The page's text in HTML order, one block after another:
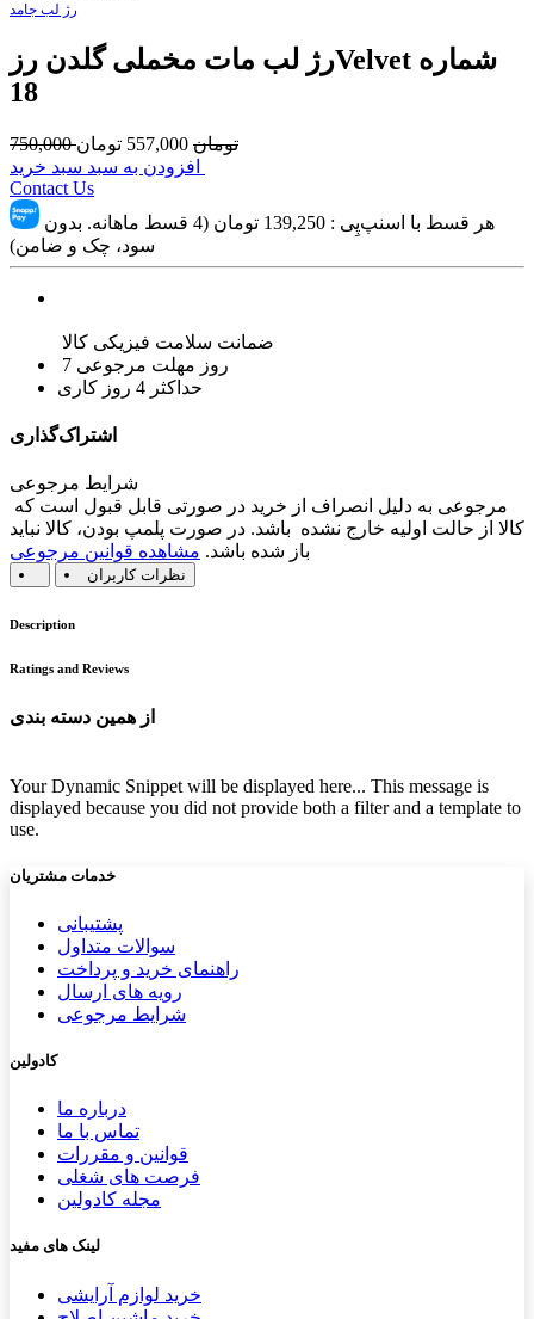
رژ لب جامد
رژ لب مات مخملی گلدن رزVelvet شماره
18
750,000 تومان 557,000 تومان
Contact Us
هر قسط با اسنپ‌پِی : 139,250
تومان (4 قسط ماهانه. بدون
سود، چک و ضامن)
ضمانت سلامت فیزیکی کالا
7 روز مهلت مرجوعی
حداکثر 4 روز کاری
اشتراک‌گذاری
شرایط مرجوعی
کالا از حالت اولیه خارج نشده باشد. در صورت پلمپ بودن، کالا نباید
باز شده باشد. مشاهده قوانین مرجوعی
نظرات کاربران
Description
Ratings and Reviews
از همین دسته بندی
Your Dynamic Snippet will be displayed here... This message is
displayed because you did not provide both a filter and a template to
use.
خدمات مشتریان
پشتیب​​انی
سوالات متداول
راهنمای خرید و پرداخت
رویه های ارسال
شرایط مرجوعی
کادولین
درباره ما
تماس با ما
قوانین و مقررات
فرصت های شغلی
مجله کادولین
لینک های مفید
خرید لوازم آرایشی